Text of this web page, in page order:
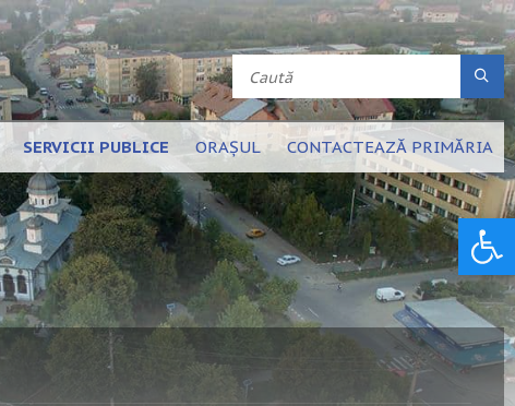
SERVICII PUBLICE ORAȘUL CONTACTEAZĂ PRIMĂRIA
Deschide bara de unelte